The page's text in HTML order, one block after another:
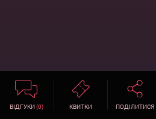
ВІДГУКИ(0) КВИТКИ ПОДІЛИТИСЯ